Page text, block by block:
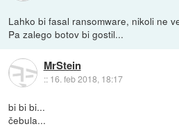
Lahko bi fasal ransomware, nikoli ne
Pa zalego botov bi gostil...
MrStein
:: 16. feb 2018, 18:17
bi bi bi...
čebula...